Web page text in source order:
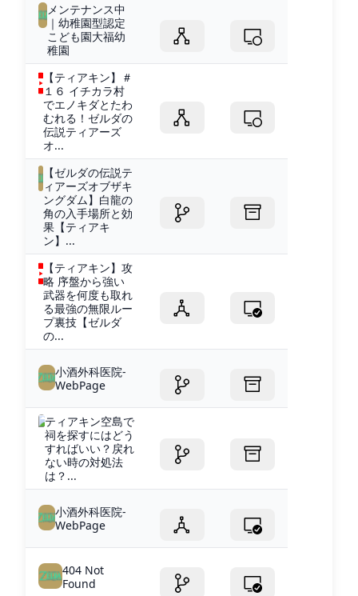
メンテナンス中
｜幼稚園型認定
こども園大福幼
稚園
【ティアキン】＃
１６ イチカラ村
でエノキダとたわ
むれる！ゼルダの
伝説ティアーズ
オ...
【ゼルダの伝説テ
ィアーズオブザキ
ングダム】白龍の
角の入手場所と効
果【ティアキ
ン】...
【ティアキン】攻
略 序盤から強い
武器を何度も取れ
る最強の無限ルー
プ裏技【ゼルダ
の...
小酒外科医院-
WebPage
ティアキン空島で
祠を探すにはどう
すればいい？戻れ
ない時の対処法
は？...
小酒外科医院-
WebPage
404 Not
Found